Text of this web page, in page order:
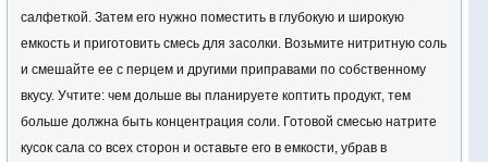
салфеткой. Затем его нужно поместить в глубокую и широкую
емкость и приготовить смесь для засолки. Возьмите нитритную соль
и смешайте ее с перцем и другими приправами по собственному
вкусу. Учтите: чем дольше вы планируете коптить продукт, тем
больше должна быть концентрация соли. Готовой смесью натрите
кусок сала со всех сторон и оставьте его в емкости, убрав в